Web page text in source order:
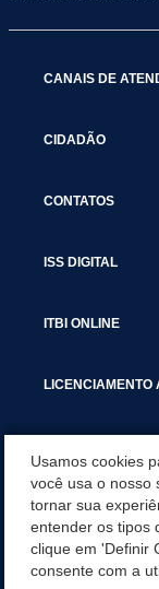
CANAIS DE
CIDADÃO
CONTATOS
ISS DIGITAL
ITBI ONLINE
LICENCIAMENTO
SERVIÇOS
SERVIÇOS DO
Usamos cookies
você usa o nosso
tornar sua
entender os tipos
clique em 'Definir
consente com a